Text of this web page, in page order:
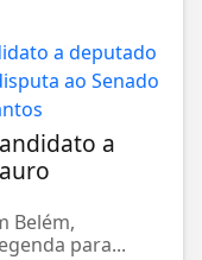
a
Belém,
para...